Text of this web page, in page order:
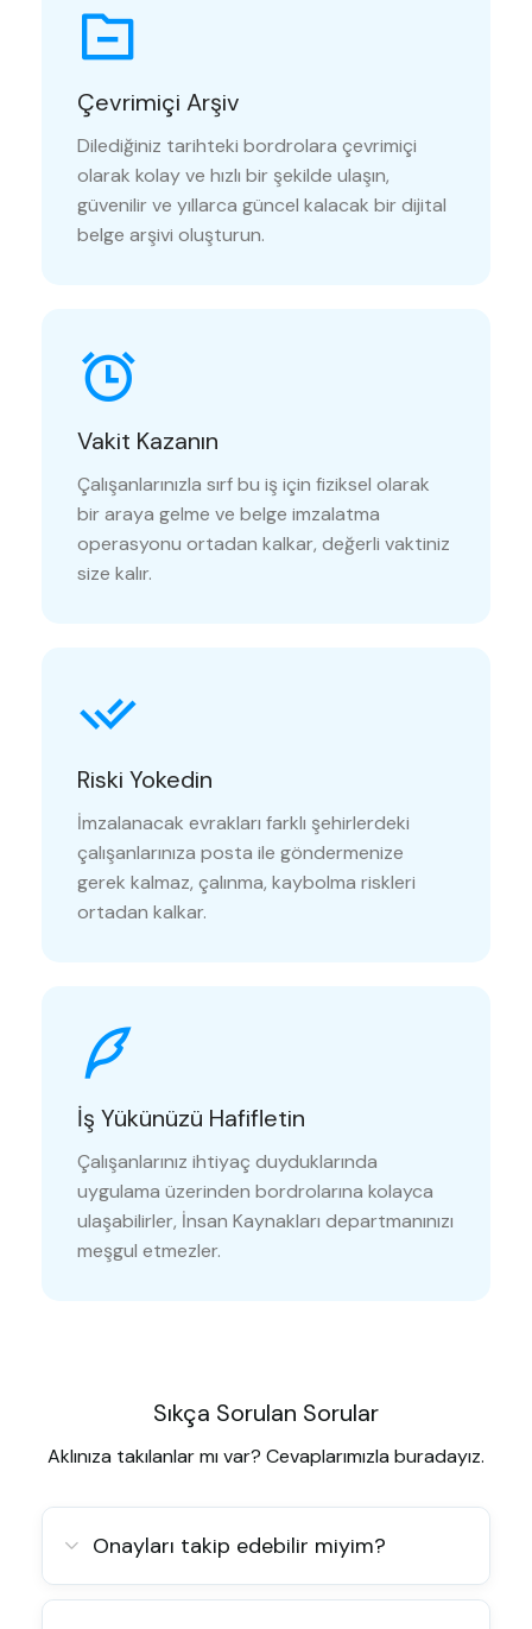
Çevrimiçi Arşiv
Dilediğiniz tarihteki bordrolara çevrimiçi
olarak kolay ve hızlı bir şekilde ulaşın,
güvenilir ve yıllarca güncel kalacak bir dijital
belge arşivi oluşturun.
Vakit Kazanın
Çalışanlarınızla sırf bu iş için fiziksel olarak
bir araya gelme ve belge imzalatma
operasyonu ortadan kalkar, değerli vaktiniz
size kalır.
Riski Yokedin
İmzalanacak evrakları farklı şehirlerdeki
çalışanlarınıza posta ile göndermenize
gerek kalmaz, çalınma, kaybolma riskleri
ortadan kalkar.
İş Yükünüzü Hafifletin
Çalışanlarınız ihtiyaç duyduklarında
uygulama üzerinden bordrolarına kolayca
ulaşabilirler, İnsan Kaynakları departmanınızı
meşgul etmezler.
Sıkça Sorulan Sorular
Aklınıza takılanlar mı var? Cevaplarımızla buradayız.
Onayları takip edebilir miyim?